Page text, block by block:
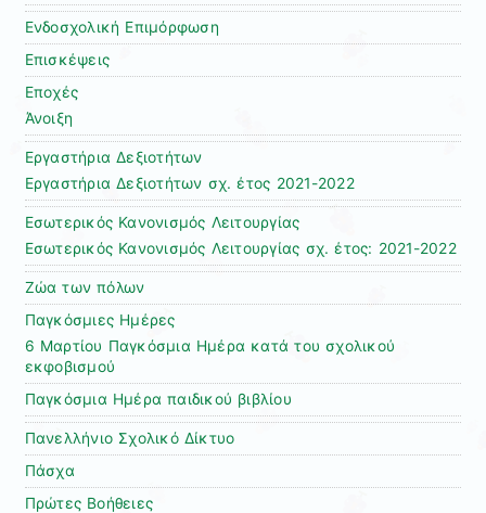
Ενδοσχολική Επιμόρφωση
Επισκέψεις
Εποχές
Άνοιξη
Εργαστήρια Δεξιοτήτων
Εργαστήρια Δεξιοτήτων σχ. έτος 2021-2022
Εσωτερικός Κανονισμός Λειτουργίας
Εσωτερικός Κανονισμός Λειτουργίας σχ. έτος: 2021-2022
Ζώα των πόλων
Παγκόσμιες Ημέρες
6 Μαρτίου Παγκόσμια Ημέρα κατά του σχολικού
εκφοβισμού
Παγκόσμια Ημέρα παιδικού βιβλίου
Πανελλήνιο Σχολικό Δίκτυο
Πάσχα
Πρώτες Βοήθειες